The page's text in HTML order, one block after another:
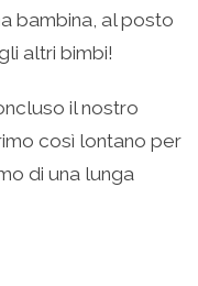
bambina, al posto
altri bimbi!
il nostro
così lontano per
di una lunga